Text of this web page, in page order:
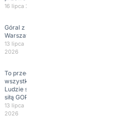
16 lipca 2026
Góral z
Warszawy.
13 lipca
2026
To przede
wszystkim
Ludzie są
siłą GOPR
13 lipca
2026